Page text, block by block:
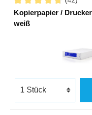
Kopierpapier /
weiß